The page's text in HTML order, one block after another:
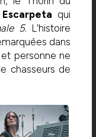
qui
5. L’histoire
dans
personne ne
chasseurs de